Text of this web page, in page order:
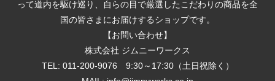
って道内を駆け巡り、自らの目で厳選したこだわりの商品を全
国の皆さまにお届けするショップです。
【お問い合わせ】
株式会社 ジムニーワークス
TEL: 011-200-9076 9:30～17:30（土日祝除く）